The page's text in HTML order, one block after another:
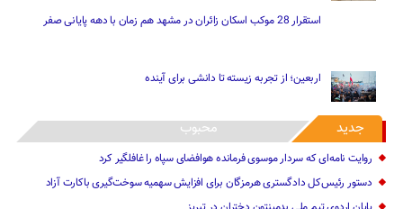
استقرار 28 موکب اسکان زائران در مشهد هم زمان با دهه پایانی صفر
اربعین؛ از تجربه زیسته تا دانشی برای آینده
جدید محبوب
روایت نامه‌ای که سردار موسوی فرمانده هوافضای سپاه را غافلگیر کرد
دستور رئیس‌کل دادگستری هرمزگان برای افزایش سهمیه سوخت‌گیری باکارت آزاد